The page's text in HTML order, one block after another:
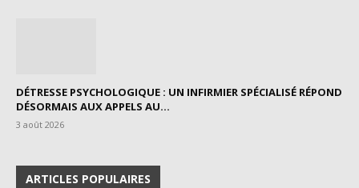
DÉTRESSE PSYCHOLOGIQUE : UN INFIRMIER SPÉCIALISÉ RÉPOND
DÉSORMAIS AUX APPELS AU...
3 août 2026
ARTICLES POPULAIRES